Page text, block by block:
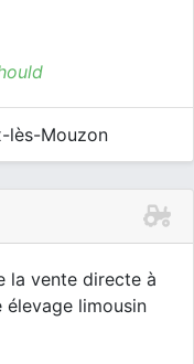
lès-Mouzon
la vente directe à
élevage limousin